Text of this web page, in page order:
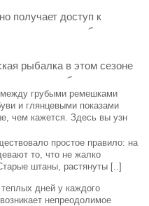
получает доступ к
миру и учится рыбачить на
рыбалка в этом сезоне
на берег и в
берут компактные
[..]
грубыми ремешками
и глянцевыми показами
чем кажется. Здесь вы узн
простое правило: на
то, что не жалко
штаны, растянуты [..]
дней у каждого
непреодолимое